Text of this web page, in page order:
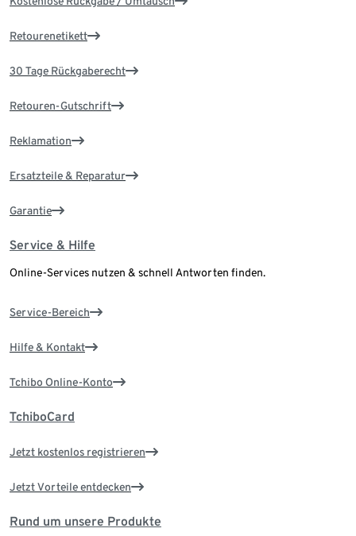
Retourenetikett
30 Tage Rückgaberecht
Retouren-Gutschrift
Reklamation
Ersatzteile & Reparatur
Garantie
Service & Hilfe
Online-Services nutzen & schnell Antworten finden.
Service-Bereich
Hilfe & Kontakt
Tchibo Online-Konto
TchiboCard
Jetzt kostenlos registrieren
Jetzt Vorteile entdecken
Rund um unsere Produkte